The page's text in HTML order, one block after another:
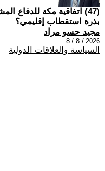
(47) اتفاقية مكة للدفاع
بذرة استقطاب إقليمي؟
مجيد حسو مراد
2026 / 8 / 8
السياسة والعلاقات الدولية